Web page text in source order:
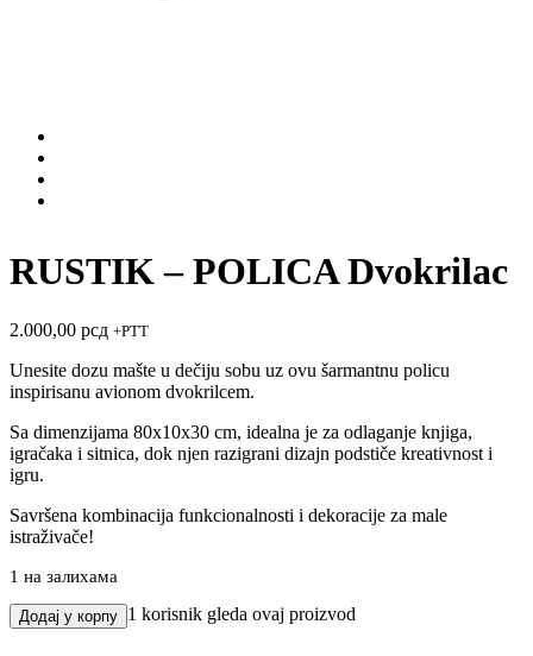
RUSTIK – POLICA Dvokrilac
2.000,00 рсд +PTT
Unesite dozu mašte u dečiju sobu uz ovu šarmantnu policu
inspirisanu avionom dvokrilcem.
Sa dimenzijama 80x10x30 cm, idealna je za odlaganje knjiga,
igračaka i sitnica, dok njen razigrani dizajn podstiče kreativnost i
igru.
Savršena kombinacija funkcionalnosti i dekoracije za male
istraživače!
1 на залихама
RUSTIK
-
Додај у корпу 1 korisnik gleda ovaj proizvod